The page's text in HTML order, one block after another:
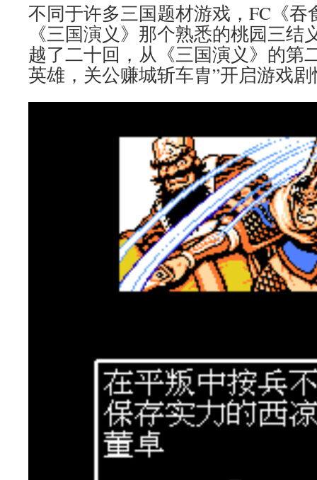
不同于许多三国题材游戏，FC《吞
《三国演义》那个熟悉的桃园三结
越了二十回，从《三国演义》的第
英雄，关公赚城斩车胄”开启游戏